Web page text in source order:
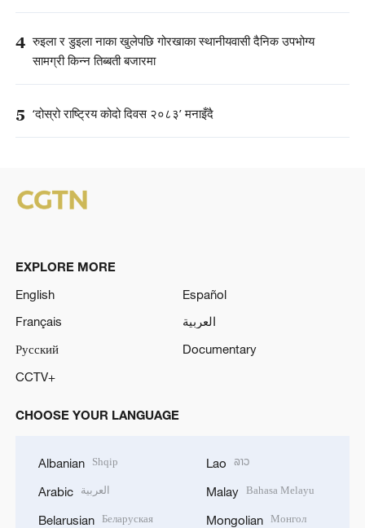
4 रुइला र डुइला नाका खुलेपछि गोरखाका स्थानीयवासी दैनिक उपभोग्य
सामग्री किन्न तिब्बती बजारमा
5 ‘दोस्रो राष्ट्रिय कोदो दिवस २०८३’ मनाइँदै
EXPLORE MORE
English
Español
Français
العربية
Русский
Documentary
CCTV+
CHOOSE YOUR LANGUAGE
Albanian Shqip
Arabic العربية
Belarusian Беларуская
Lao ລາວ
Malay Bahasa Melayu
Mongolian Монгол